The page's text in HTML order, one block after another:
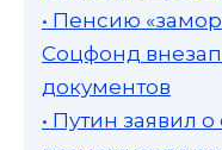
• Пенсию
Соцфонд
документов
• Путин заявил